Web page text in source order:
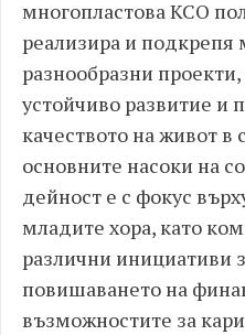
многопластова КСО
реализира и подкрепя
разнообразни
устойчиво развитие и
качеството на живот в
основните насоки на
дейност е с фокус
младите хора, като
различни инициативи
повишаването на
възможностите за